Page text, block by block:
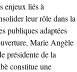
enjeux liés à
leur rôle dans la
publiques adaptées
Marie Angèle
de la
constitue une